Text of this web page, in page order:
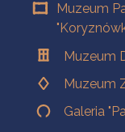
Muzeum
Muzeum
Muzeum
Galeria